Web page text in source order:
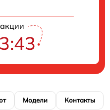
Модели Контакты